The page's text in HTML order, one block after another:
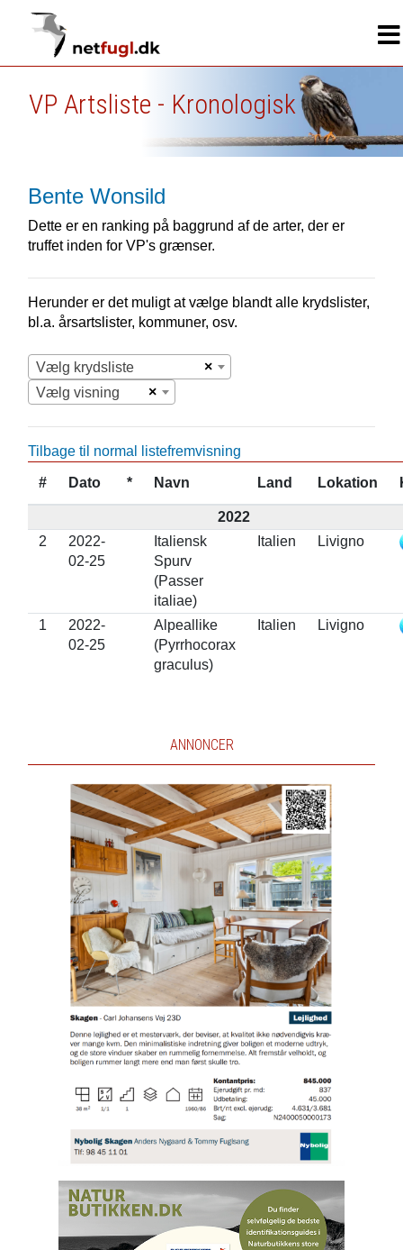
VP Artsliste - Kronologisk
Bente Wonsild
Dette er en ranking på baggrund af de arter, der er
truffet inden for VP's grænser.
Herunder er det muligt at vælge blandt alle krydslister,
bl.a. årsartslister, kommuner, osv.
×
Vælg krydsliste
×
Vælg visning
Tilbage til normal listefremvisning
# Dato * Navn Land Lokation
2022
2
2022-
02-25
Italiensk
Spurv
(Passer
italiae)
Italien Livigno
1
2022-
02-25
Alpeallike
(Pyrrhocorax
graculus)
Italien Livigno
ANNONCER